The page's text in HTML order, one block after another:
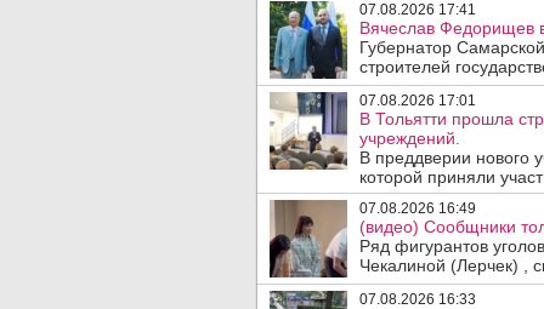
07.08.2026 17:41
Вячеслав Федорищев
Губернатор
строителей
07.08.2026 17:01
В Тольятти прошла
учреждений.
В преддверии нового
которой приняли
07.08.2026 16:49
(видео) Сообщники
Ряд фигурантов
Чекалиной (Лерчек) ,
07.08.2026 16:33